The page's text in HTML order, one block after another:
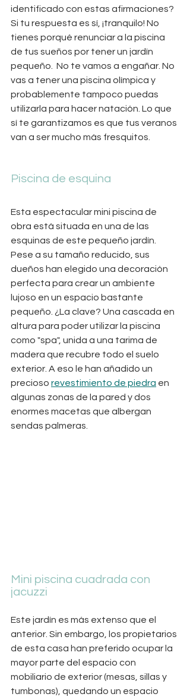
identificado con estas afirmaciones?
Si tu respuesta es sí, ¡tranquilo! No
tienes porqué renunciar a la piscina
de tus sueños por tener un jardín
pequeño.  No te vamos a engañar. No
vas a tener una piscina olímpica y
probablemente tampoco puedas
utilizarla para hacer natación. Lo que
sí te garantizamos es que tus veranos
van a ser mucho más fresquitos.
Piscina de esquina
Esta espectacular mini piscina de
obra está situada en una de las
esquinas de este pequeño jardín.
Pese a su tamaño reducido, sus
dueños han elegido una decoración
perfecta para crear un ambiente
lujoso en un espacio bastante
pequeño. ¿La clave? Una cascada en
altura para poder utilizar la piscina
como "spa", unida a una tarima de
madera que recubre todo el suelo
exterior. A eso le han añadido un
precioso revestimiento de piedra en
algunas zonas de la pared y dos
enormes macetas que albergan
sendas palmeras.
Mini piscina cuadrada con
jacuzzi
Este jardín es más extenso que el
anterior. Sin embargo, los propietarios
de esta casa han preferido ocupar la
mayor parte del espacio con
mobiliario de exterior (mesas, sillas y
tumbonas), quedando un espacio